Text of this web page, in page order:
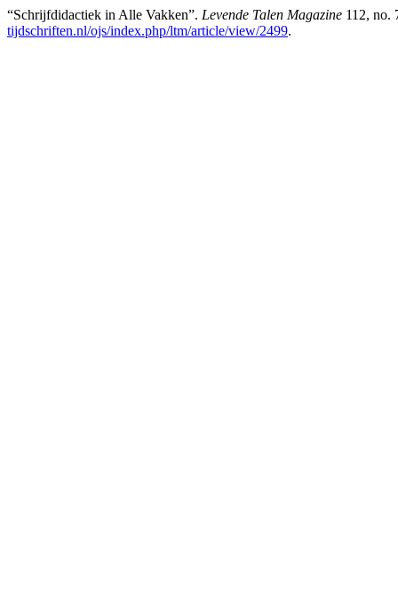
“Schrijfdidactiek in Alle Vakken”. Levende Talen Magazine 112, no.
tijdschriften.nl/ojs/index.php/ltm/article/view/2499.